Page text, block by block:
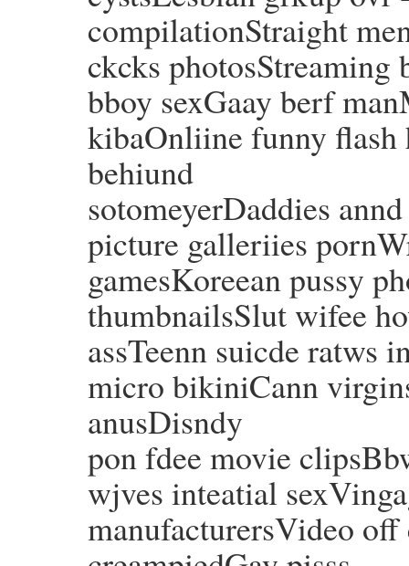
compilationStraight
ckcks
bboy sexGaay berf
kibaOnliine funny flash
behiund
sotomeyerDaddies
picture galleriies
gamesKoreean pussy
thumbnailsSlut wifee
assTeenn suicde ratws
micro bikiniCann
anusDisndy
pon fdee movie
wjves inteatial
manufacturersVideo off